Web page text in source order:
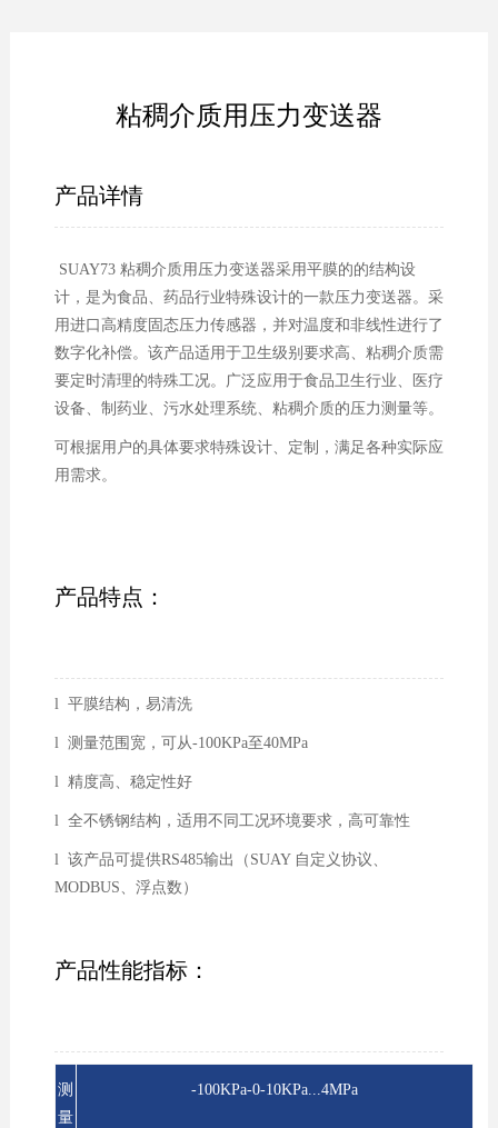
粘稠介质用压力变送器
产品详情
SUAY73 粘稠介质用压力变送器采用平膜的的结构设
计，是为食品、药品行业特殊设计的一款压力变送器。采
用进口高精度固态压力传感器，并对温度和非线性进行了
数字化补偿。该产品适用于卫生级别要求高、粘稠介质需
要定时清理的特殊工况。广泛应用于食品卫生行业、医疗
设备、制药业、污水处理系统、粘稠介质的压力测量等。
可根据用户的具体要求特殊设计、定制，满足各种实际应
用需求。
产品特点：
l 平膜结构，易清洗
l 测量范围宽，可从-100KPa至40MPa
l 精度高、稳定性好
l 全不锈钢结构，适用不同工况环境要求，高可靠性
l 该产品可提供RS485输出（SUAY 自定义协议、
MODBUS、浮点数）
产品性能指标：
测
量
-100KPa-0-10KPa...4MPa